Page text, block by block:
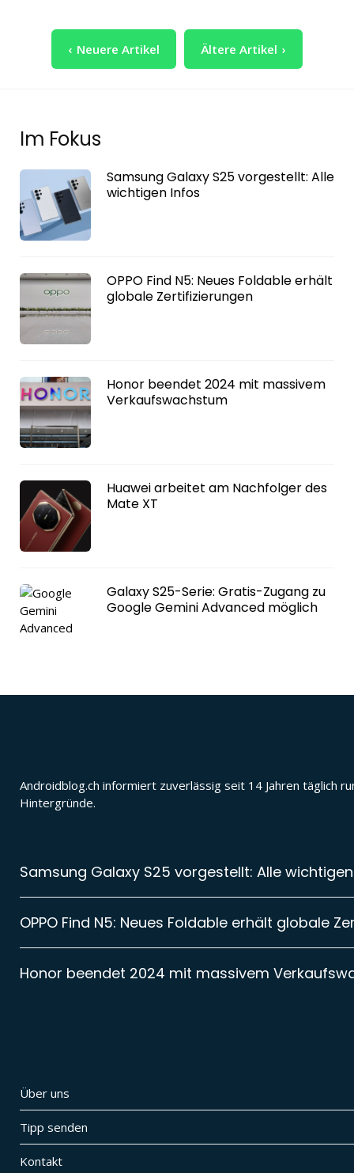
Seitennummerierung
Neuere Artikel Ältere Artikel
Im Fokus
Samsung Galaxy S25 vorgestellt: Alle
wichtigen Infos
OPPO Find N5: Neues Foldable erhält
globale Zertifizierungen
Honor beendet 2024 mit massivem
Verkaufswachstum
Huawei arbeitet am Nachfolger des
Mate XT
Galaxy S25-Serie: Gratis-Zugang zu
Google Gemini Advanced möglich
Androidblog.ch informiert zuverlässig seit 14 Jahren täglich
Hintergründe.
Samsung Galaxy S25 vorgestellt: Alle
OPPO Find N5: Neues Foldable erhält globale
Honor beendet 2024 mit massivem
Über uns
Tipp senden
Kontakt